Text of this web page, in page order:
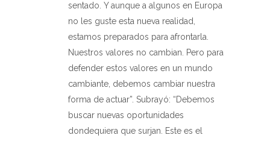
sentado. Y aunque a algunos en Europa
no les guste esta nueva realidad,
estamos preparados para afrontarla.
Nuestros valores no cambian. Pero para
defender estos valores en un mundo
cambiante, debemos cambiar nuestra
forma de actuar”. Subrayó: “Debemos
buscar nuevas oportunidades
dondequiera que surjan. Este es el